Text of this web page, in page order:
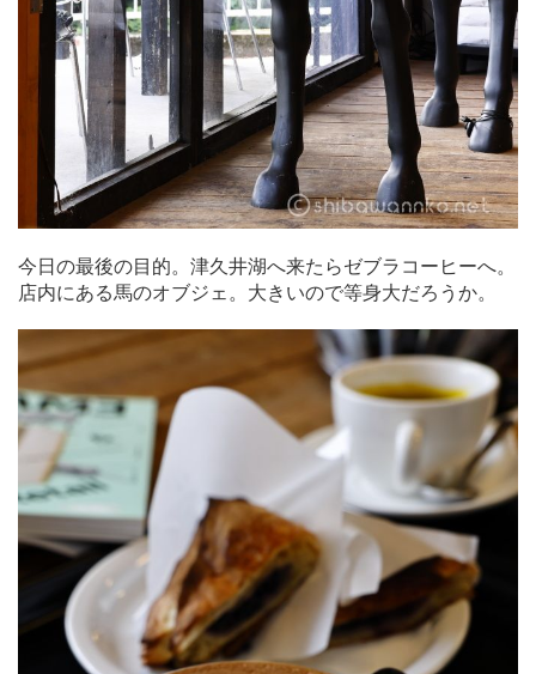
今日の最後の目的。津久井湖へ来たらゼブラコーヒーへ。
店内にある馬のオブジェ。大きいので等身大だろうか。